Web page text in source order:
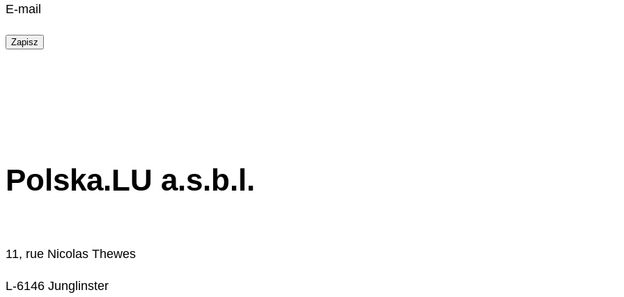
E-mail
Zapisz
Polska.LU a.s.b.l.
11, rue Nicolas Thewes
L-6146 Junglinster